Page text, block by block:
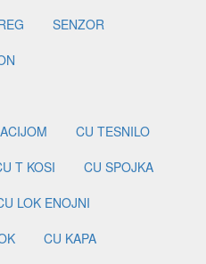
SENZOR
CU TESNILO
T KOSI
CU SPOJKA
LOK ENOJNI
CU KAPA